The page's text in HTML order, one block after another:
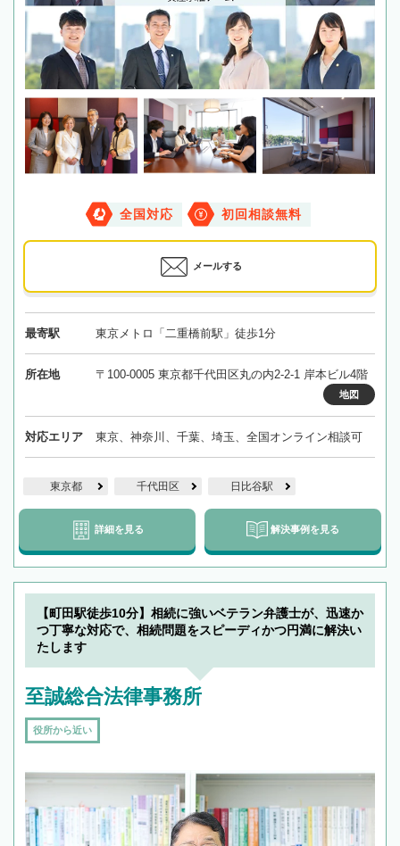
全国対応 初回相談無料
メールする
最寄駅 東京メトロ「二重橋前駅」徒歩1分
所在地 〒100-0005 東京都千代田区丸の内2-2-1 岸本ビル4階
地図
対応エリア 東京、神奈川、千葉、埼玉、全国オンライン相談可
東京都 千代田区 日比谷駅
詳細を見る 解決事例を見る
【町田駅徒歩10分】相続に強いベテラン弁護士が、迅速か
つ丁寧な対応で、相続問題をスピーディかつ円満に解決い
たします
至誠総合法律事務所
役所から近い